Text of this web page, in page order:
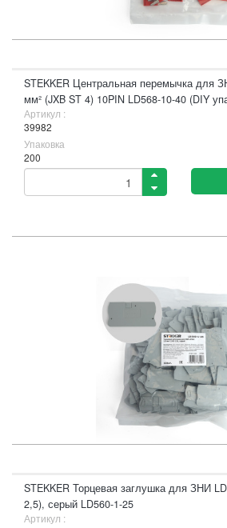
STEKKER Центральная перемычка для
мм² (JXB ST 4) 10PIN LD568-10-40 (DIY
Артикул :
39982
Упаковка
200
STEKKER Торцевая заглушка для ЗНИ
2,5), серый LD560-1-25
Артикул :